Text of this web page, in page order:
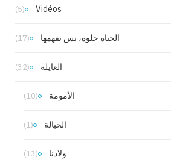
Vidéos
(5)
الحياة حلوة، بس نفهمها (17)
العايلة (32)
الأمومة (10)
الحبالة (1)
ولادنا (13)